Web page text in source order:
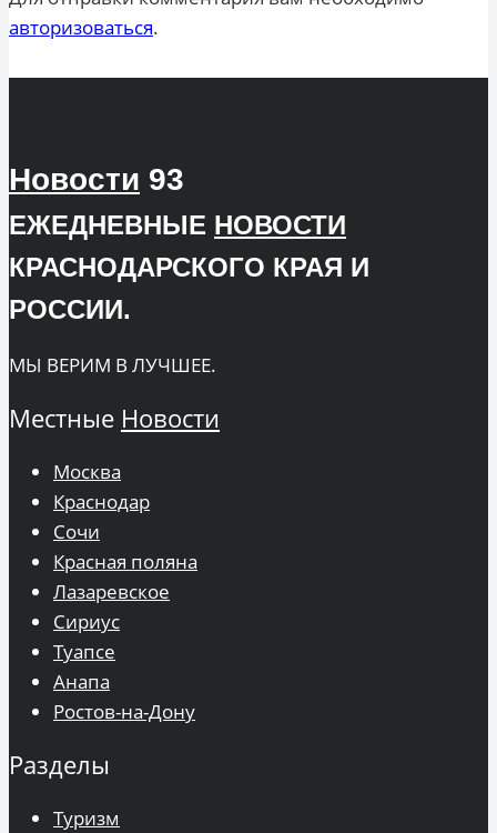
авторизоваться.
Новости 93
ЕЖЕДНЕВНЫЕ НОВОСТИ
КРАСНОДАРСКОГО КРАЯ И
РОССИИ.
МЫ ВЕРИМ В ЛУЧШЕЕ.
Местные Новости
Москва
Краснодар
Сочи
Красная поляна
Лазаревское
Сириус
Туапсе
Анапа
Ростов-на-Дону
Разделы
Туризм